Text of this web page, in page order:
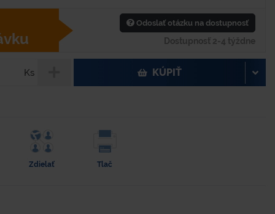
Odoslať otázku na dostupnosť
Dostupnosť 2-4 týždne
Ks KÚPIŤ
Zdielať Tlač